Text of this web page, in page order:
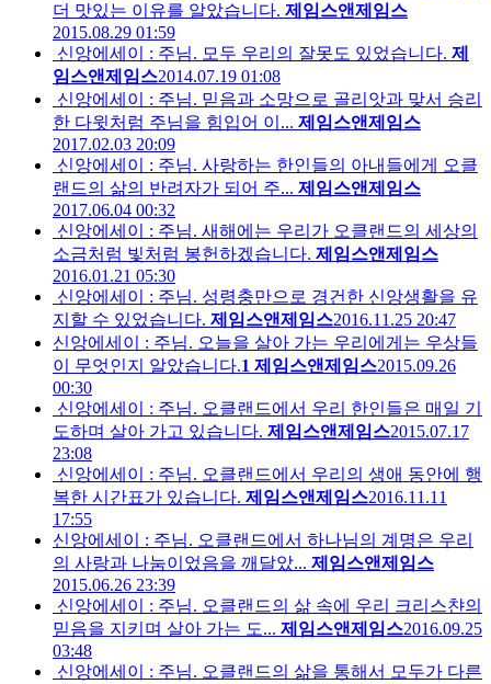
더 맛있는 이유를 알았습니다. 제임스앤제임스
2015.08.29 01:59
신앙에세이 : 주님. 모두 우리의 잘못도 있었습니다. 제
임스앤제임스2014.07.19 01:08
신앙에세이 : 주님. 믿음과 소망으로 골리앗과 맞서 승리
한 다윗처럼 주님을 힘입어 이... 제임스앤제임스
2017.02.03 20:09
신앙에세이 : 주님. 사랑하는 한인들의 아내들에게 오클
랜드의 삶의 반려자가 되어 주... 제임스앤제임스
2017.06.04 00:32
신앙에세이 : 주님. 새해에는 우리가 오클랜드의 세상의
소금처럼 빛처럼 봉헌하겠습니다. 제임스앤제임스
2016.01.21 05:30
신앙에세이 : 주님. 성령충만으로 경건한 신앙생활을 유
지할 수 있었습니다. 제임스앤제임스2016.11.25 20:47
신앙에세이 : 주님. 오늘을 살아 가는 우리에게는 우상들
이 무엇인지 알았습니다.1 제임스앤제임스2015.09.26
00:30
신앙에세이 : 주님. 오클랜드에서 우리 한인들은 매일 기
도하며 살아 가고 있습니다. 제임스앤제임스2015.07.17
23:08
신앙에세이 : 주님. 오클랜드에서 우리의 생애 동안에 행
복한 시간표가 있습니다. 제임스앤제임스2016.11.11
17:55
신앙에세이 : 주님. 오클랜드에서 하나님의 계명은 우리
의 사랑과 나눔이었음을 깨달았... 제임스앤제임스
2015.06.26 23:39
신앙에세이 : 주님. 오클랜드의 삶 속에 우리 크리스챤의
믿음을 지키며 살아 가는 도... 제임스앤제임스2016.09.25
03:48
신앙에세이 : 주님. 오클랜드의 삶을 통해서 모두가 다른